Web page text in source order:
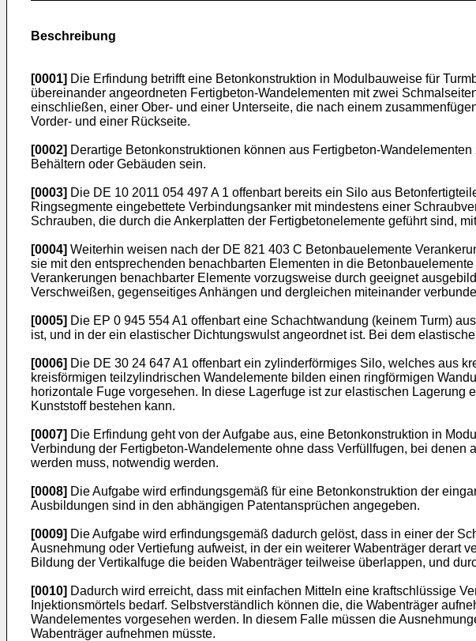
Beschreibung
[0001] Die Erfindung betrifft eine Betonkonstruktion in Modulbauweise für
übereinander angeordneten Fertigbeton-Wandelementen mit zwei
einschließen, einer Ober- und einer Unterseite, die nach einem
Vorder- und einer Rückseite.
[0002] Derartige Betonkonstruktionen können aus Fertigbeton-
Behältern oder Gebäuden sein.
[0003] Die DE 10 2011 054 497 A1 offenbart bereits ein Silo aus
Ringsegmente eingebettete Verbindungsanker mit mindestens einer
Schrauben, die durch die Ankerplatten der Fertigbetonelemente geführt sind,
[0004] Weiterhin weisen nach der DE 821 403 C Betonbauelemente
sie mit den entsprechenden benachbarten Elementen in die
Verankerungen benachbarter Elemente vorzugsweise durch geeignet
Verschweißen, gegenseitiges Anhängen und dergleichen miteinander
[0005] Die EP 0 945 554 A1 offenbart eine Schachtwandung (keinem Turm)
ist, und in der ein elastischer Dichtungswulst angeordnet ist. Bei dem
[0006] Die DE 30 24 647 A1 offenbart ein zylinderförmiges Silo, welches aus
kreisförmigen teilzylindrischen Wandelemente bilden einen ringförmigen
horizontale Fuge vorgesehen. In diese Lagerfuge ist zur elastischen
Kunststoff bestehen kann.
[0007] Die Erfindung geht von der Aufgabe aus, eine Betonkonstruktion in
Verbindung der Fertigbeton-Wandelemente ohne dass Verfüllfugen, bei
werden muss, notwendig werden.
[0008] Die Aufgabe wird erfindungsgemäß für eine Betonkonstruktion der
Ausbildungen sind in den abhängigen Patentansprüchen angegeben.
[0009] Die Aufgabe wird erfindungsgemäß dadurch gelöst, dass in einer der
Ausnehmung oder Vertiefung aufweist, in der ein weiterer Wabenträger derart
Bildung der Vertikalfuge die beiden Wabenträger teilweise überlappen, und
[0010] Dadurch wird erreicht, dass mit einfachen Mitteln eine kraftschlüssige
Injektionsmörtels bedarf. Selbstverständlich können die, die Wabenträger
Wandelementes vorgesehen werden. In diesem Falle müssen die
Wabenträger aufnehmen müsste.